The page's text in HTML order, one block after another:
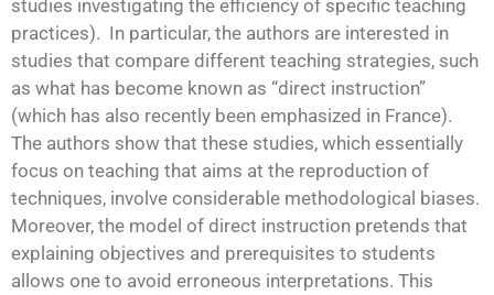
studies investigating the efficiency of specific teaching
practices). In particular, the authors are interested in
studies that compare different teaching strategies, such
as what has become known as “direct instruction”
(which has also recently been emphasized in France).
The authors show that these studies, which essentially
focus on teaching that aims at the reproduction of
techniques, involve considerable methodological biases.
Moreover, the model of direct instruction pretends that
explaining objectives and prerequisites to students
allows one to avoid erroneous interpretations. This